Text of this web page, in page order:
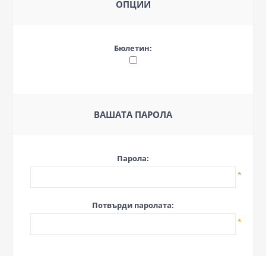
ОПЦИИ
Бюлетин:
ВАШАТА ПАРОЛА
Парола:
*
Потвърди паролата:
*